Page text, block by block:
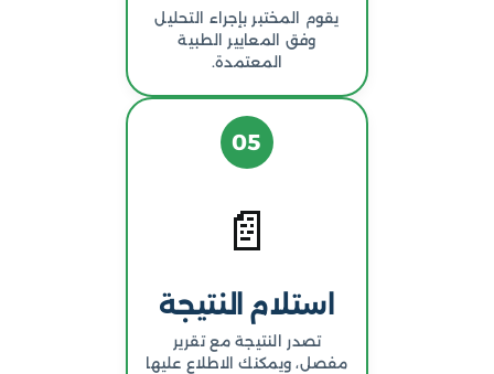
يقوم المختبر بإجراء التحليل
وفق المعايير الطبية
المعتمدة.
05
📄
استلام النتيجة
تصدر النتيجة مع تقرير
مفصل، ويمكنك الاطلاع عليها